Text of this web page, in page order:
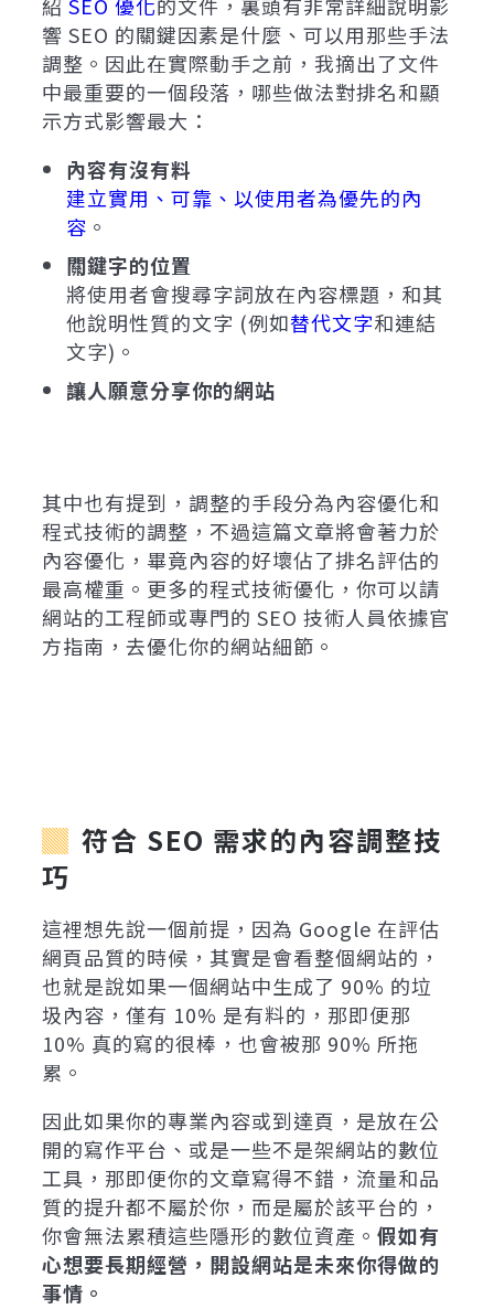
響 SEO 的關鍵因素是什麼、可以用那些手法
調整。因此在實際動手之前，我摘出了文件
中最重要的一個段落，哪些做法對排名和顯
示方式影響最大：
內容有沒有料
建立實用、可靠、以使用者為優先的內
容 。
關鍵字的位置
將使用者會搜尋字詞放在內容標題，和其
他說明性質的文字 (例如替代文字和連結
文字)。
讓人願意分享你的網站
其中也有提到，調整的手段分為內容優化和
程式技術的調整，不過這篇文章將會著力於
內容優化，畢竟內容的好壞佔了排名評估的
最高權重。更多的程式技術優化，你可以請
網站的工程師或專門的 SEO 技術人員依據官
方指南，去優化你的網站細節。
符合 SEO 需求的內容調整技
巧
這裡想先說一個前提，因為 Google 在評估
網頁品質的時候，其實是會看整個網站的，
也就是說如果一個網站中生成了 90% 的垃
圾內容，僅有 10% 是有料的，那即便那
10% 真的寫的很棒，也會被那 90% 所拖
累。
因此如果你的專業內容或到達頁，是放在公
開的寫作平台、或是一些不是架網站的數位
工具，那即便你的文章寫得不錯，流量和品
質的提升都不屬於你，而是屬於該平台的，
你會無法累積這些隱形的數位資產。 假如有
心想要長期經營，開設網站是未來你得做的
事情。